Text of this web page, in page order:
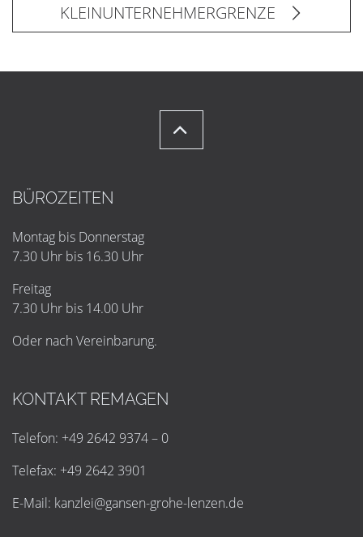
KLEINUNTERNEHMERGRENZE
BÜROZEITEN
Montag bis Donnerstag
7.30 Uhr bis 16.30 Uhr
Freitag
7.30 Uhr bis 14.00 Uhr
Oder nach Vereinbarung.
KONTAKT REMAGEN
Telefon: +49 2642 9374 – 0
Telefax: +49 2642 3901
E-Mail: kanzlei@gansen-grohe-lenzen.de